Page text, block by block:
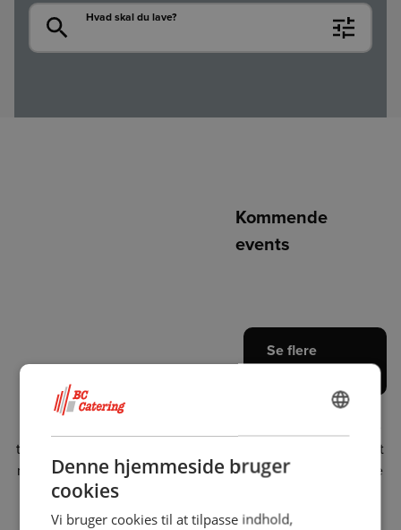
Søg Hvad skal du lave?
Kommende
events
Se flere
Vi organiserer i alt forskellige store fagmesser på tværs af
tiltrækker tusindvis af besøgende, der ønsker at opleve det
nyeste inden for foodservice-branchen. Du kan også møde
os på øvrige relevante fagmesser.
Denne hjemmeside bruger
cookies
Vi bruger cookies til at tilpasse indhold,